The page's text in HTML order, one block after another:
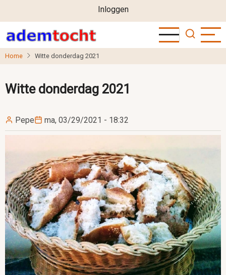
naar
de
inhoud
User
account
menu
Inloggen
Home Witte donderdag 2021
Witte donderdag 2021
Pepe ma, 03/29/2021 - 18:32